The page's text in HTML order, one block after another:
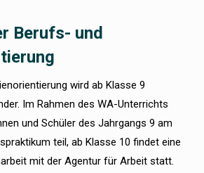
Berufs- und
wird ab Klasse 9
Im Rahmen des WA-Unterrichts
und Schüler des Jahrgangs 9 am
teil, ab Klasse 10 findet eine
mit der Agentur für Arbeit statt.